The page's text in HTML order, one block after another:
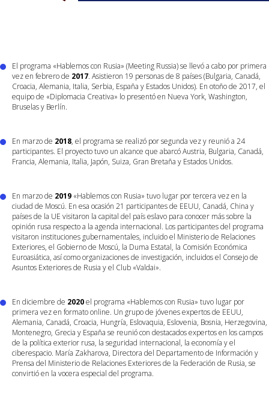
El programa «Hablemos con Rusia» (Meeting Russia) se llevó a cabo por primera
vez en febrero de 2017. Asistieron 19 personas de 8 países (Bulgaria, Canadá,
Croacia, Alemania, Italia, Serbia, España y Estados Unidos). En otoño de 2017, el
equipo de «Diplomacia Creativa» lo presentó en Nueva York, Washington,
Bruselas y Berlín.
En marzo de 2018, el programa se realizó por segunda vez y reunió a 24
participantes. El proyecto tuvo un alcance que abarcó Austria, Bulgaria, Canadá,
Francia, Alemania, Italia, Japón, Suiza, Gran Bretaña y Estados Unidos.
En marzo de 2019 «Hablemos con Rusia» tuvo lugar por tercera vez en la
ciudad de Moscú. En esa ocasión 21 participantes de EEUU, Canadá, China y
países de la UE visitaron la capital del país eslavo para conocer más sobre la
opinión rusa respecto a la agenda internacional. Los participantes del programa
visitaron instituciones gubernamentales, incluido el Ministerio de Relaciones
Exteriores, el Gobierno de Moscú, la Duma Estatal, la Comisión Económica
Euroasiática, así como organizaciones de investigación, incluidos el Consejo de
Asuntos Exteriores de Rusia y el Club «Valdai».
En diciembre de 2020el programa «Hablemos con Rusia» tuvo lugar por
primera vez en formato online. Un grupo de jóvenes expertos de EEUU,
Alemania, Canadá, Croacia, Hungría, Eslovaquia, Eslovenia, Bosnia, Herzegovina,
Montenegro, Grecia y España se reunió con destacados expertos en los campos
de la política exterior rusa, la seguridad internacional, la economía y el
ciberespacio. María Zakharova, Directora del Departamento de Información y
Prensa del Ministerio de Relaciones Exteriores de la Federación de Rusia, se
convirtió en la vocera especial del programa.